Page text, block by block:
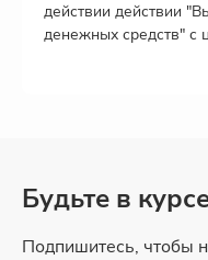
действии действии
денежных средств" с
Будьте в
Подпишитесь, чтобы